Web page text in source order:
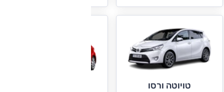
טויוטה ורסו